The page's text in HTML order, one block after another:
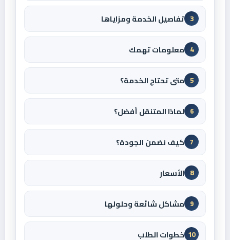
3 تفاصيل الخدمة ومزاياها
4 معلومات تهمك
5 متى تحتاج الخدمة؟
6 لماذا المتنقل أفضل؟
7 كيف نضمن الجودة؟
8 الأسعار
9 مشاكل شائعة وحلولها
10 خطوات الطلب